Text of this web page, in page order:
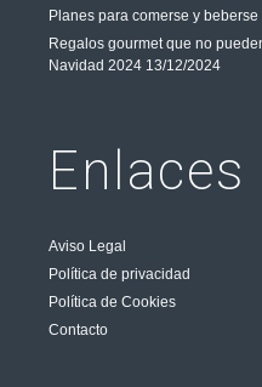
Planes para comerse y
Regalos gourmet que no
Navidad 2024 13/12/2024
Enlaces
Aviso Legal
Política de privacidad
Política de Cookies
Contacto